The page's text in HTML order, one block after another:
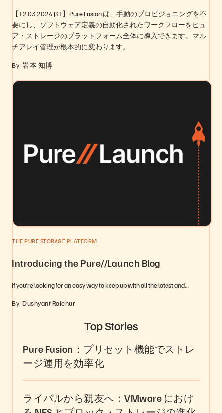
【12.03.2024 JST】Pure Fusion は、手動のプロビジョニングを不
要にし、ソフトウェア定義の自動化されたワークフローをピュ
ア・ストレージのプラットフォーム全体に導入できます。マル
チアレイ管理が根本的に変わります。
By: 岩本 知博
THE PURE STORAGE PLATFORM
Introducing the Pure//Launch Blog
If you’re looking for an easy way to keep up with all the latest and…
By: Dushyant Raichur
Top Stories
Pure Fusion：プリセット機能でストレ
ージ運用を効率化
ライバルから親友へ：VMware におけ